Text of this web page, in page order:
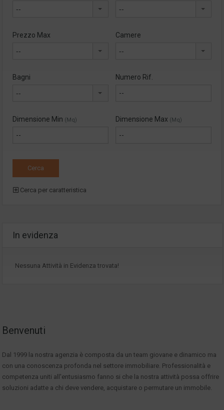
-- --
Prezzo Max
--
Camere
--
Bagni
--
Numero Rif.
Dimensione Min (Mq) Dimensione Max (Mq)
Cerca per caratteristica
In evidenza
Nessuna Attività in Evidenza trovata!
Benvenuti
Dal 1999 la nostra agenzia è composta da un team giovane e dinamico ma
con una conoscenza profonda nel settore immobiliare. Professionalità e
competenza uniti all'entusiasmo fanno si che la nostra attività possa offrire
soluzioni adatte a chi deve vendere, acquistare o permutare un immobile.